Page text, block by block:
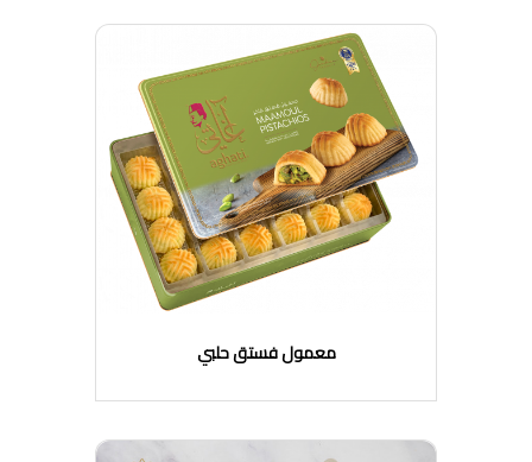
معمول فستق حلبي